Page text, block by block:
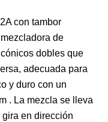
con tambor
de
dobles que
adecuada para
y duro con un
. La mezcla se lleva
en dirección